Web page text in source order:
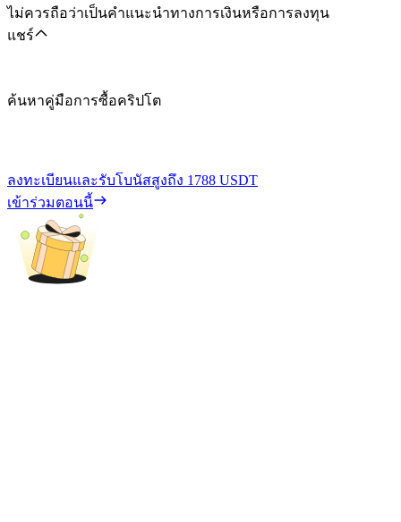
ไม่ควรถือว่าเป็นคำแนะนำทางการเงินหรือการลงทุน
แชร์
ค้นหาคู่มือการซื้อคริปโต
ลงทะเบียนและรับโบนัสสูงถึง 1788 USDT
เข้าร่วมตอนนี้